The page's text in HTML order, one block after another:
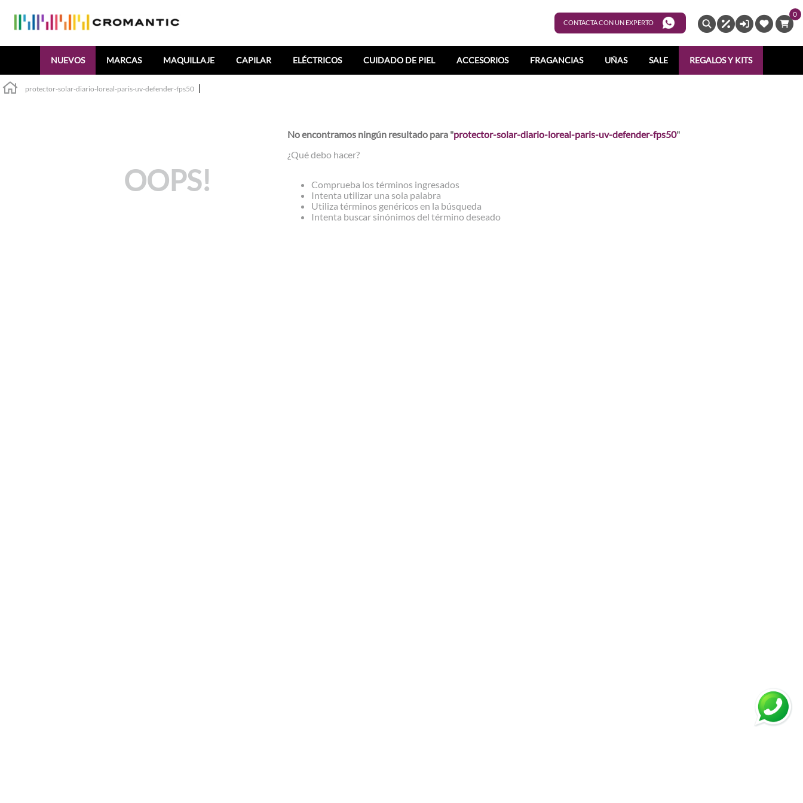
CONTACTA CON UN EXPERTO
0
NUEVOS MARCAS MAQUILLAJE CAPILAR ELÉCTRICOS CUIDADO DE PIEL ACCESORIOS FRAGANCIAS UÑAS SALE REGALOS Y KITS
protector-solar-diario-loreal-paris-uv-defender-fps50
OOPS!
No encontramos ningún resultado para "protector-solar-diario-loreal-paris-uv-defender-fps50"
¿Qué debo hacer?
Comprueba los términos ingresados
Intenta utilizar una sola palabra
Utiliza términos genéricos en la búsqueda
Intenta buscar sinónimos del término deseado